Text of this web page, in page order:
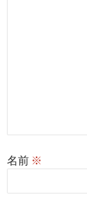
名前 ※